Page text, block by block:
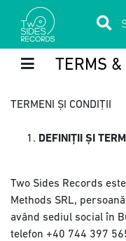
TERMS
TERMENI ȘI CONDIȚII
DEFINIȚII ȘI
Two Sides Records
Methods SRL,
având sediul social în
telefon +40 744 397